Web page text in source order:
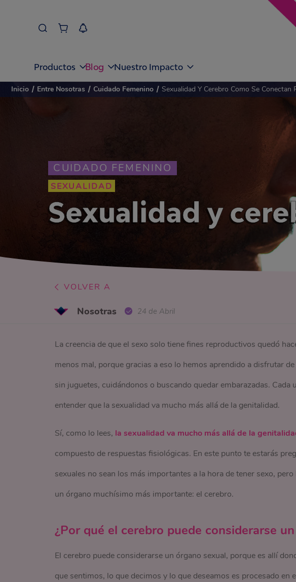
Productos Blog Nuestro Impacto
CUIDADO FEMENINO
SEXUALIDAD
Sexualidad y
Inicio / Entre Nosotras / Cuidado Femenino / Sexualidad Y Cerebro Como Se Conectan
VOLVER A
Nosotras 24 de Abril
La creencia de que el sexo solo tiene fines reproductivos quedó
menos mal, porque gracias a eso lo hemos aprendido a disfrutar
sin juguetes, cuidándonos o buscando quedar embarazadas.
entender que la sexualidad va mucho más allá de la genitalidad.
Sí, como lo lees, la sexualidad va mucho más allá de la
compuesto de respuestas fisiológicas. En este punto te estarás
sexuales no sean los más importantes a la hora de tener sexo,
un órgano muchísimo más importante: el cerebro.
¿Por qué el cerebro puede considerarse
El cerebro puede considerarse un órgano sexual, porque es allí
que sentimos, lo que decimos y lo que deseamos es procesado en